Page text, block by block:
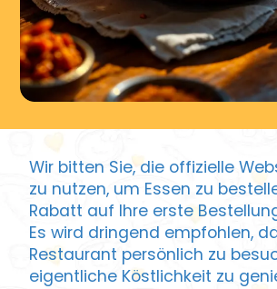
Wir bitten Sie, die offizielle
zu nutzen, um Essen zu
Rabatt auf Ihre erste
Es wird dringend empfohlen,
Restaurant persönlich zu
eigentliche Köstlichkeit zu